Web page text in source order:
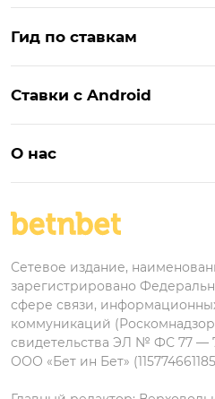
Пари
Леон
Zenit
Бонусы BetBoom
Бонусы Леон
Гид по ставкам
БК для ставок с мобильного
Ставки с Android
Фонбет на Андроид
Олимп на Андроид
О нас
Пользовательское соглашение
данных
Сетевое издание,
зарегистрировано
сфере связи,
коммуникаций
свидетельства ЭЛ № ФС 77 —
ООО «Бет ин Бет»